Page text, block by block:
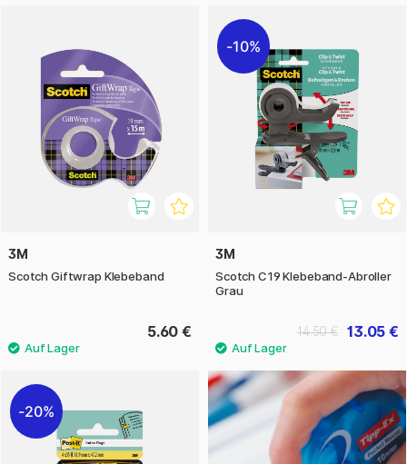
3M
Scotch Giftwrap Klebeband
5.60 €
10%
3M
Scotch C19 Klebeband-Abroller
Grau
13.05 €
14.50 €
20%